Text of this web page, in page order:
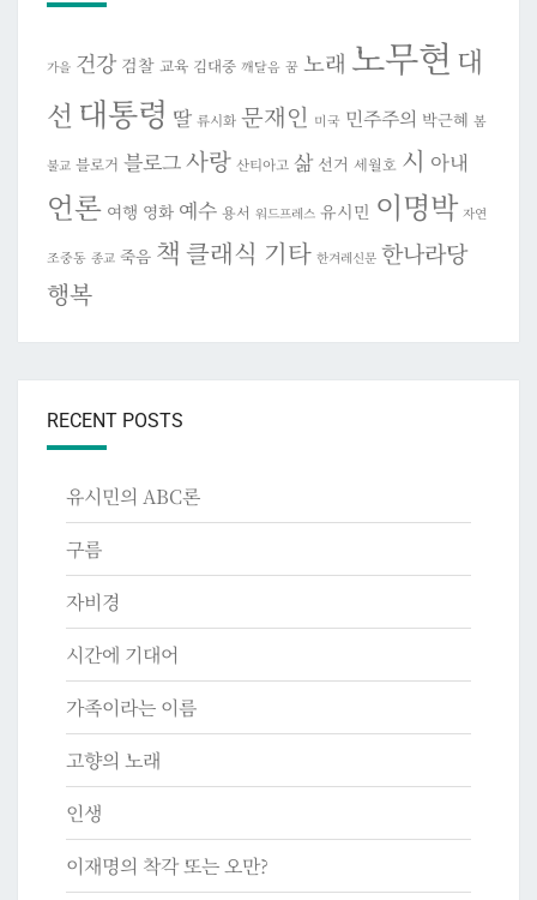
가을 건강 검찰 교육 김대중 깨달음 꿈 노래 노무현 대
선 대통령 딸 류시화 문재인 미국 민주주의 박근혜 봄
불교 블로거 블로그사랑 산티아고 삶 선거 세월호 시 아내
언론 여행 영화 예수 용서 워드프레스 유시민 이명박 자연
조중동 종교 죽음 책 클래식 기타 한겨레신문 한나라당
행복
RECENT POSTS
유시민의 ABC론
구름
자비경
시간에 기대어
가족이라는 이름
고향의 노래
인생
이재명의 착각 또는 오만?